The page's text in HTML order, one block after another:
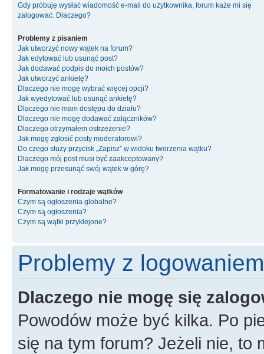
Gdy próbuję wysłać wiadomość e-mail do użytkownika, forum każe mi się
zalogować. Dlaczego?
Problemy z pisaniem
Jak utworzyć nowy wątek na forum?
Jak edytować lub usunąć post?
Jak dodawać podpis do moich postów?
Jak utworzyć ankietę?
Dlaczego nie mogę wybrać więcej opcji?
Jak wyedytować lub usunąć ankietę?
Dlaczego nie mam dostępu do działu?
Dlaczego nie mogę dodawać załączników?
Dlaczego otrzymałem ostrzeżenie?
Jak mogę zgłosić posty moderatorowi?
Do czego służy przycisk „Zapisz” w widoku tworzenia wątku?
Dlaczego mój post musi być zaakceptowany?
Jak mogę przesunąć swój wątek w górę?
Formatowanie i rodzaje wątków
Czym są ogłoszenia globalne?
Czym są ogłoszenia?
Czym są wątki przyklejone?
Problemy z
Dlaczego nie mogę się
Powodów może być kilka. Po
się na tym forum? Jeżeli nie, to